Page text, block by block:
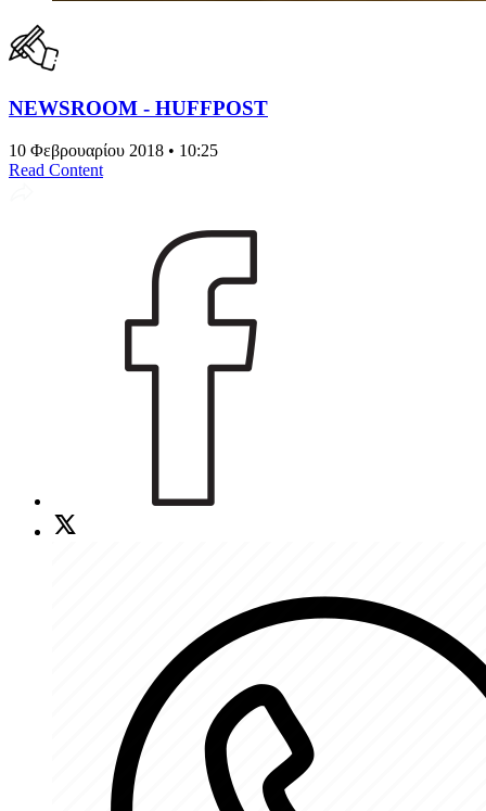
NEWSROOM - HUFFPOST
10 Φεβρουαρίου 2018 • 10:25
Read Content